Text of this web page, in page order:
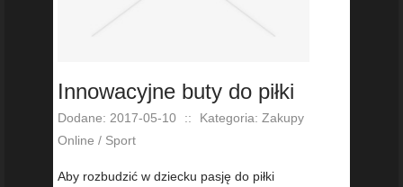
Innowacyjne buty do piłki
Dodane: 2017-05-10 ::
Kategoria: Zakupy
Online / Sport
Aby rozbudzić w dziecku pasję do piłki